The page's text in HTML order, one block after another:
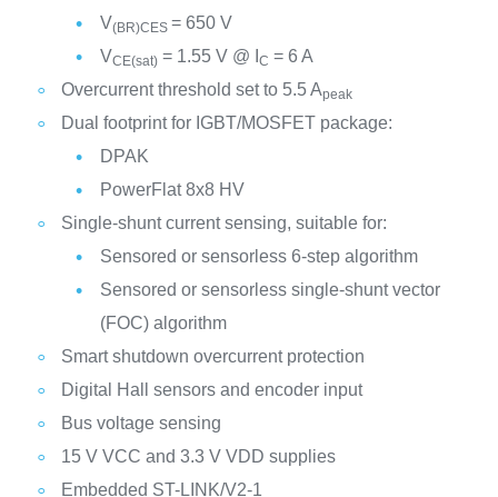
V(BR)CES = 650 V
VCE(sat)= 1.55 V @ I C = 6 A
Overcurrent threshold set to 5.5 Apeak
Dual footprint for IGBT/MOSFET package:
DPAK
PowerFlat 8x8 HV
Single-shunt current sensing, suitable for:
Sensored or sensorless 6-step algorithm
Sensored or sensorless single-shunt vector
(FOC) algorithm
Smart shutdown overcurrent protection
Digital Hall sensors and encoder input
Bus voltage sensing
15 V VCC and 3.3 V VDD supplies
Embedded ST-LINK/V2-1